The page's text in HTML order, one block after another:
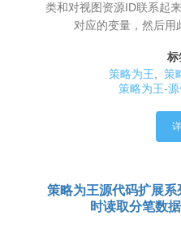
类和对视图资源ID联系起
对应的变量，然后用
标
策略为王
策
策略为王-
策略为王源代码扩展
时读取分笔数